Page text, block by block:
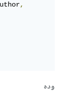
,
وده